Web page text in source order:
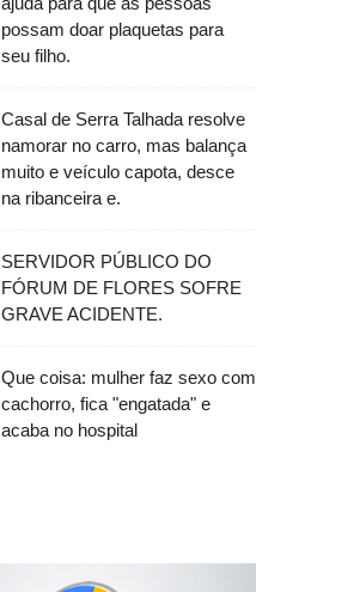
possam doar plaquetas para
seu filho.
Casal de Serra Talhada resolve
namorar no carro, mas balança
muito e veículo capota, desce
na ribanceira e.
SERVIDOR PÚBLICO DO
FÓRUM DE FLORES SOFRE
GRAVE ACIDENTE.
Que coisa: mulher faz sexo com
cachorro, fica "engatada" e
acaba no hospital